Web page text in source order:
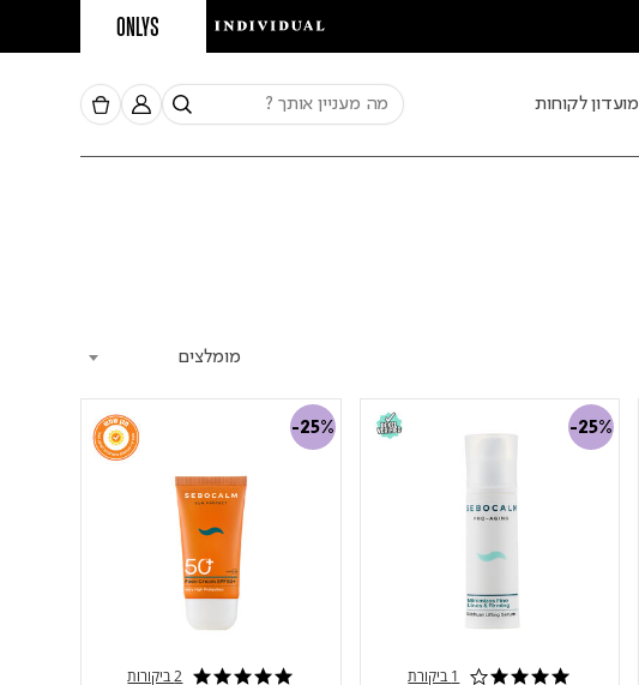
ONLYS
מועדון לקוחות
מומלצים
1 ביקורת
-25%
2 ביקורות
-25%